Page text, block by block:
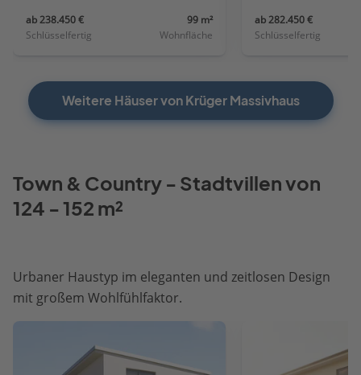
ab 238.450 €
Schlüsselfertig
99 m²
Wohnfläche
ab 282.450 €
Schlüsselfertig
Weitere Häuser von Krüger Massivhaus
Town & Country - Stadtvillen von
124 - 152 m²
Urbaner Haustyp im eleganten und zeitlosen Design
mit großem Wohlfühlfaktor.